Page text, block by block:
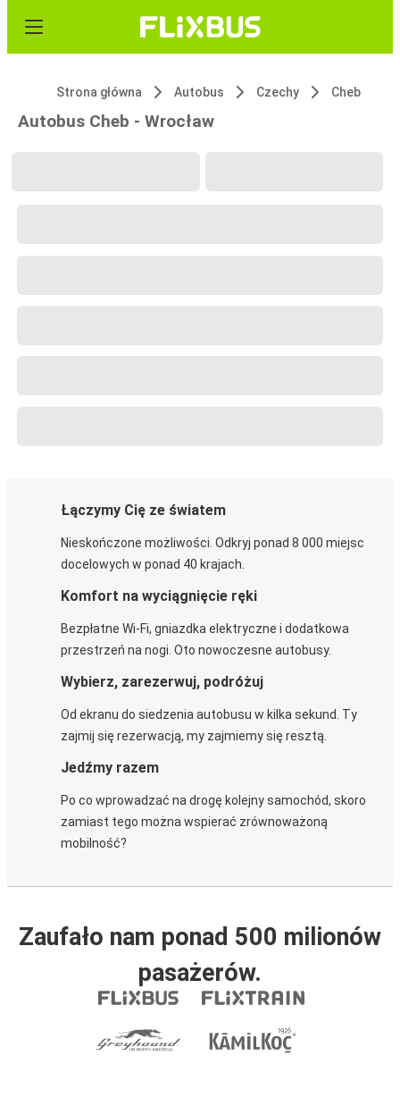
Strona główna Autobus Czechy Cheb
Autobus Cheb - Wrocław
Łączymy Cię ze światem
Nieskończone możliwości. Odkryj ponad 8 000 miejsc
docelowych w ponad 40 krajach.
Komfort na wyciągnięcie ręki
Bezpłatne Wi-Fi, gniazdka elektryczne i dodatkowa
przestrzeń na nogi. Oto nowoczesne autobusy.
Wybierz, zarezerwuj, podróżuj
Od ekranu do siedzenia autobusu w kilka sekund. Ty
zajmij się rezerwacją, my zajmiemy się resztą.
Jedźmy razem
Po co wprowadzać na drogę kolejny samochód, skoro
zamiast tego można wspierać zrównoważoną
mobilność?
Zaufało nam ponad 500 milionów
pasażerów.